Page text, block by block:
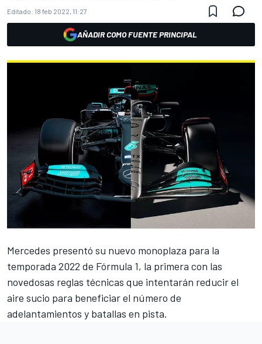
Editado: 18 feb 2022, 11:27
AÑADIR COMO FUENTE PRINCIPAL
Mercedes presentó su nuevo monoplaza para la
temporada 2022 de Fórmula 1, la primera con las
novedosas reglas técnicas que intentarán reducir el
aire sucio para beneficiar el número de
adelantamientos y batallas en pista.